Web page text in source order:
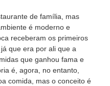
de família, mas
é moderno e
receberam os primeiros
que era por ali que a
que ganhou fama e
é, agora, no entanto,
comida, mas o conceito é